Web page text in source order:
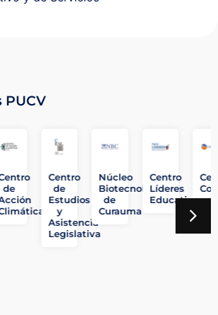
de
Centro
de
Estudios
y
Asistencia
Legislativa
Núcleo
Biotecnología
de
Curauma
Centro
Líderes
Educativos